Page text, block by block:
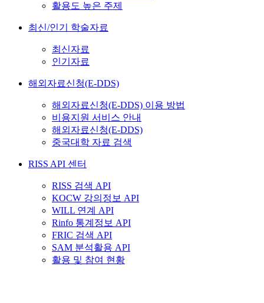
활용도 높은 주제
최신/인기 학술자료
최신자료
인기자료
해외자료신청(E-DDS)
해외자료신청(E-DDS) 이용 방법
비용지원 서비스 안내
해외자료신청(E-DDS)
중국대학 자료 검색
RISS API 센터
RISS 검색 API
KOCW 강의정보 API
WILL 연계 API
Rinfo 통계정보 API
FRIC 검색 API
SAM 분석활용 API
활용 및 참여 현황